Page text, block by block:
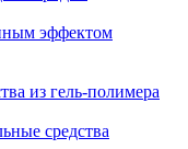
эффектом
из гель-полимера
средства